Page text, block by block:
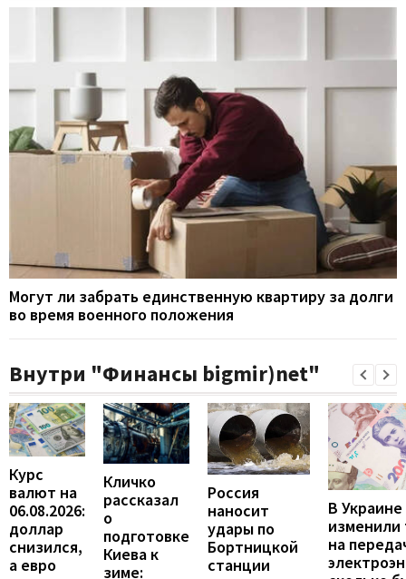
Могут ли забрать единственную квартиру за долги
во время военного положения
Внутри "Финансы bigmir)net"
Курс
валют на
06.08.2026:
доллар
снизился,
а евро
Кличко
рассказал
о
подготовке
Киева к
зиме:
Россия
наносит
удары по
Бортницкой
станции
В Украине
на